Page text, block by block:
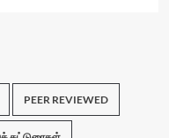
PEER REVIEWED